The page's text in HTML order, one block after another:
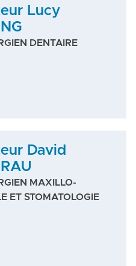
Lucy
DENTAIRE
David
MAXILLO-
ET STOMATOLOGIE